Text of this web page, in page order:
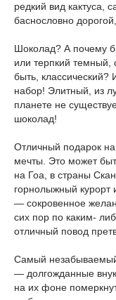
редкий вид кактуса,
баснословно
Шоколад? А почему
или терпкий
быть,
набор! Элитный, из
планете не
шоколад!
Отличный подарок
мечты. Это может
на Гоа, в страны
горнолыжный курорт
― сокровенное
сих пор по каким-
отличный повод
Самый
― долгожданные
на их фоне